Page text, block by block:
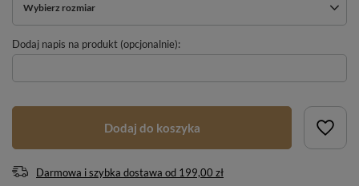
Wybierz rozmiar
Dodaj napis na produkt (opcjonalnie):
Dodaj do koszyka
Darmowa i szybka dostawa od 199,00 zł